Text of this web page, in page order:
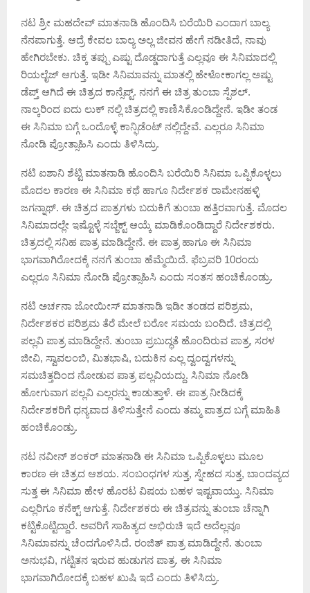
ನಟ ಶ್ರೀ ಮಹದೇವ್ ಮಾತನಾಡಿ ಹೊಂದಿಸಿ ಬರೆಯಿರಿ ಎಂದಾಗ ಬಾಲ್ಯ
ನೆನಪಾಗುತ್ತೆ. ಆದ್ರೆ ಕೇವಲ ಬಾಲ್ಯ ಅಲ್ಲ ಜೀವನ ಹೇಗೆ ನಡೀತಿದೆ, ನಾವು
ಹೇಗಿರಬೇಕು. ಚಿಕ್ಕ ತಪ್ಪು ಎಷ್ಟು ದೊಡ್ಡದಾಗುತ್ತೆ ಎಲ್ಲವೂ ಈ ಸಿನಿಮಾದಲ್ಲಿ
ರಿಯಲೈಜ್ ಆಗುತ್ತೆ. ಇಡೀ ಸಿನಿಮಾವನ್ನು ಮಾತಲ್ಲಿ ಹೇಳೋಕಾಗಲ್ಲ ಅಷ್ಟು
ಡೆಪ್ತ್ ಆಗಿದೆ ಈ ಚಿತ್ರದ ಕಾನ್ಸೆಪ್ಟ್. ನನಗೆ ಈ ಚಿತ್ರ ತುಂಬಾ ಸ್ಪೆಶಲ್.
ನಾಲ್ಕರಿಂದ ಐದು ಲುಕ್ ನಲ್ಲಿ ಚಿತ್ರದಲ್ಲಿ ಕಾಣಿಸಿಕೊಂಡಿದ್ದೇನೆ. ಇಡೀ ತಂಡ
ಈ ಸಿನಿಮಾ ಬಗ್ಗೆ ಒಂದೊಳ್ಳೆ ಕಾನ್ಫಿಡೆಂಟ್ ನಲ್ಲಿದ್ದೇವೆ. ಎಲ್ಲರೂ ಸಿನಿಮಾ
ನೋಡಿ ಪ್ರೋತ್ಸಾಹಿಸಿ ಎಂದು ತಿಳಿಸಿದ್ರು.
ನಟಿ ಐಶಾನಿ ಶೆಟ್ಟಿ ಮಾತನಾಡಿ ಹೊಂದಿಸಿ ಬರೆಯಿರಿ ಸಿನಿಮಾ ಒಪ್ಪಿಕೊಳ್ಳಲು
ಮೊದಲ ಕಾರಣ ಈ ಸಿನಿಮಾ ಕಥೆ ಹಾಗೂ ನಿರ್ದೇಶಕ ರಾಮೇನಹಳ್ಳಿ
ಜಗನ್ನಾಥ್. ಈ ಚಿತ್ರದ ಪಾತ್ರಗಳು ಬದುಕಿಗೆ ತುಂಬಾ ಹತ್ತಿರವಾಗುತ್ತೆ. ಮೊದಲ
ಸಿನಿಮಾದಲ್ಲೇ ಇಷ್ಟೊಳ್ಳೆ ಸಬ್ಜೆಕ್ಟ್ ಆಯ್ಕೆ ಮಾಡಿಕೊಂಡಿದ್ದಾರೆ ನಿರ್ದೇಶಕರು.
ಚಿತ್ರದಲ್ಲಿ ಸನಿಹ ಪಾತ್ರ ಮಾಡಿದ್ದೇನೆ. ಈ ಪಾತ್ರ ಹಾಗೂ ಈ ಸಿನಿಮಾ
ಭಾಗವಾಗಿರೋದಕ್ಕೆ ನನಗೆ ತುಂಬಾ ಹೆಮ್ಮೆಯಿದೆ. ಫೆಬ್ರವರಿ 10ರಂದು
ಎಲ್ಲರೂ ಸಿನಿಮಾ ನೋಡಿ ಪ್ರೋತ್ಸಾಹಿಸಿ ಎಂದು ಸಂತಸ ಹಂಚಿಕೊಂಡ್ರು.
ನಟಿ ಅರ್ಚನಾ ಜೋಯೀಸ್ ಮಾತನಾಡಿ ಇಡೀ ತಂಡದ ಪರಿಶ್ರಮ,
ನಿರ್ದೇಶಕರ ಪರಿಶ್ರಮ ತೆರೆ ಮೇಲೆ ಬರೋ ಸಮಯ ಬಂದಿದೆ. ಚಿತ್ರದಲ್ಲಿ
ಪಲ್ಲವಿ ಪಾತ್ರ ಮಾಡಿದ್ದೇನೆ. ತುಂಬಾ ಪ್ರಬುದ್ಧತೆ ಹೊಂದಿರುವ ಪಾತ್ರ, ಸರಳ
ಜೀವಿ, ಸ್ವಾವಲಂಬಿ, ಮಿತಭಾಷಿ, ಬದುಕಿನ ಎಲ್ಲ ದ್ವಂದ್ವಗಳನ್ನು
ಸಮಚಿತ್ತದಿಂದ ನೋಡುವ ಪಾತ್ರ ಪಲ್ಲವಿಯದ್ದು. ಸಿನಿಮಾ ನೋಡಿ
ಹೋಗುವಾಗ ಪಲ್ಲವಿ ಎಲ್ಲರನ್ನು ಕಾಡುತ್ತಾಳೆ. ಈ ಪಾತ್ರ ನೀಡಿದಕ್ಕೆ
ನಿರ್ದೇಶಕರಿಗೆ ಧನ್ಯವಾದ ತಿಳಿಸುತ್ತೇನೆ ಎಂದು ತಮ್ಮ ಪಾತ್ರದ ಬಗ್ಗೆ ಮಾಹಿತಿ
ಹಂಚಿಕೊಂಡ್ರು.
ನಟ ನವೀನ್ ಶಂಕರ್ ಮಾತನಾಡಿ ಈ ಸಿನಿಮಾ ಒಪ್ಪಿಕೊಳ್ಳಲು ಮೂಲ
ಕಾರಣ ಈ ಚಿತ್ರದ ಆಶಯ. ಸಂಬಂಧಗಳ ಸುತ್ತ, ಸ್ನೇಹದ ಸುತ್ತ, ಬಾಂದವ್ಯದ
ಸುತ್ತ ಈ ಸಿನಿಮಾ ಹೇಳ ಹೊರಟ ವಿಷಯ ಬಹಳ ಇಷ್ಟವಾಯ್ತು. ಸಿನಿಮಾ
ಎಲ್ಲರಿಗೂ ಕನೆಕ್ಟ್ ಆಗುತ್ತೆ. ನಿರ್ದೇಶಕರು ಈ ಚಿತ್ರವನ್ನು ತುಂಬಾ ಚೆನ್ನಾಗಿ
ಕಟ್ಟಿಕೊಟ್ಟಿದ್ದಾರೆ. ಅವರಿಗೆ ಸಾಹಿತ್ಯದ ಅಭಿರುಚಿ ಇದೆ ಅದೆಲ್ಲವೂ
ಸಿನಿಮಾವನ್ನು ಚೆಂದಗೊಳಿಸಿದೆ. ರಂಜಿತ್ ಪಾತ್ರ ಮಾಡಿದ್ದೇನೆ. ತುಂಬಾ
ಅನುಭವಿ, ಗಟ್ಟಿತನ ಇರುವ ಹುಡುಗನ ಪಾತ್ರ. ಈ ಸಿನಿಮಾ
ಭಾಗವಾಗಿರೋದಕ್ಕೆ ಬಹಳ ಖುಷಿ ಇದೆ ಎಂದು ತಿಳಿಸಿದ್ರು.